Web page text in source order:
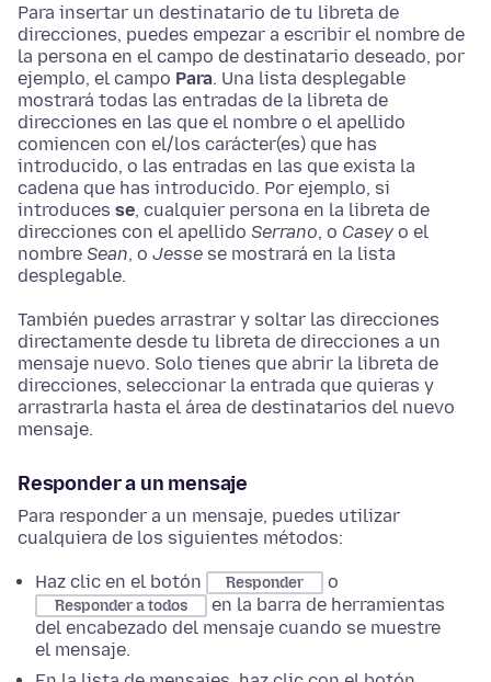
Para insertar un destinatario de tu libreta de
direcciones, puedes empezar a escribir el nombre de
la persona en el campo de destinatario deseado, por
ejemplo, el campo Para. Una lista desplegable
mostrará todas las entradas de la libreta de
direcciones en las que el nombre o el apellido
comiencen con el/los carácter(es) que has
introducido, o las entradas en las que exista la
cadena que has introducido. Por ejemplo, si
introduces se, cualquier persona en la libreta de
direcciones con el apellido Serrano, o Casey o el
nombre Sean, o Jesse se mostrará en la lista
desplegable.
También puedes arrastrar y soltar las direcciones
directamente desde tu libreta de direcciones a un
mensaje nuevo. Solo tienes que abrir la libreta de
direcciones, seleccionar la entrada que quieras y
arrastrarla hasta el área de destinatarios del nuevo
mensaje.
Responder a un mensaje
Para responder a un mensaje, puedes utilizar
cualquiera de los siguientes métodos:
Haz clic en el botón Responder o
Responder a todos
en la barra de herramientas
del encabezado del mensaje cuando se muestre
el mensaje.